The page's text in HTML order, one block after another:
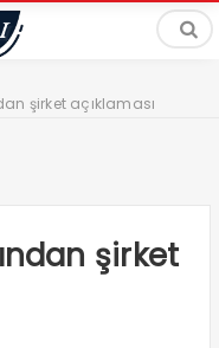
şirket açıklaması
şirket